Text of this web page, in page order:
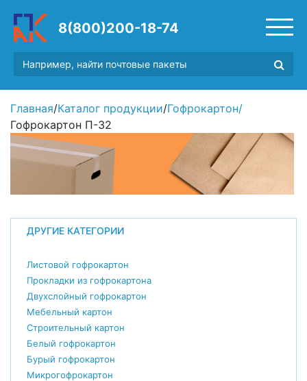
8(800)200-18-74
Главная/Каталог продукции/Гофрокартон/
Гофрокартон П-32
ДРУГИЕ КАТЕГОРИИ
Листовой гофрокартон
Прокладки из гофрокартона
Двухслойный гофрокартон
Мебельный картон
Строительный картон
Белый гофрокартон
Бурый гофрокартон
Микрогофрокартон